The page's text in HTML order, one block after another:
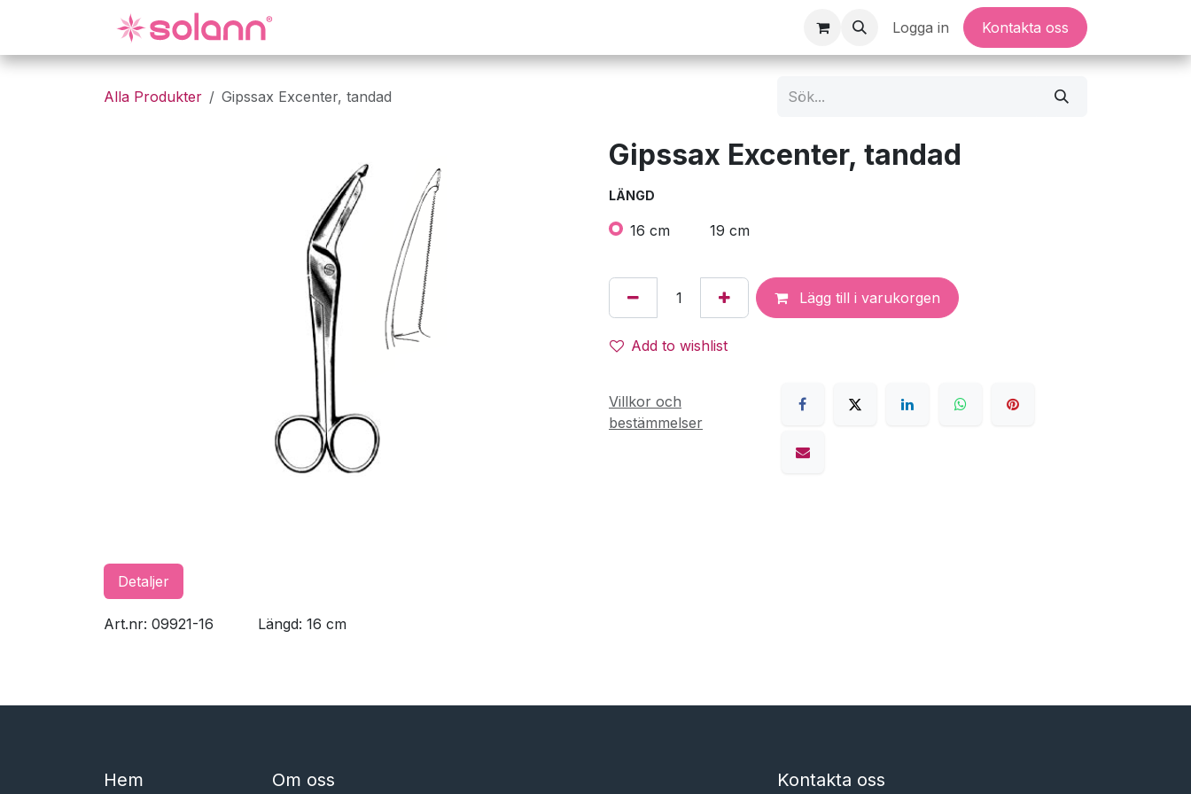
Logga in Kontakta oss
Alla Produkter Gipssax Excenter, tandad
Gipssax Excenter, tandad
LÄNGD
16 cm 19 cm
Lägg till i varukorgen
Add to wishlist
Villkor och
bestämmelser
Detaljer
Art.nr: 09921-16 ​Längd: 16 cm
Hem​​ Om oss Kontakta oss